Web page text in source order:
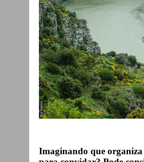
Imaginando que